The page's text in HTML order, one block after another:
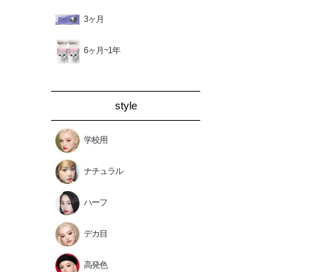
3ヶ月
6ヶ月~1年
style
学校用
ナチュラル
ハーフ
デカ目
高発色